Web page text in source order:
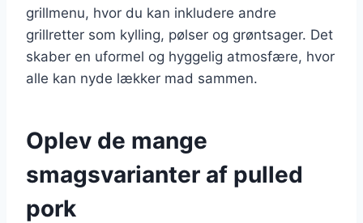
grillmenu, hvor du kan inkludere andre
grillretter som kylling, pølser og grøntsager. Det
skaber en uformel og hyggelig atmosfære, hvor
alle kan nyde lækker mad sammen.
Oplev de mange
smagsvarianter af pulled
pork